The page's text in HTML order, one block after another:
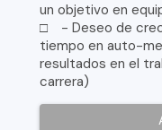
un objetivo en
□ - Deseo de
tiempo en auto-
resultados en el
carrera)